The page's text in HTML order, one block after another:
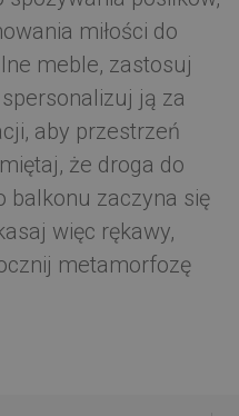
miłości do
meble, zastosuj
ją za
aby przestrzeń
że droga do
balkonu zaczyna się
więc rękawy,
metamorfozę